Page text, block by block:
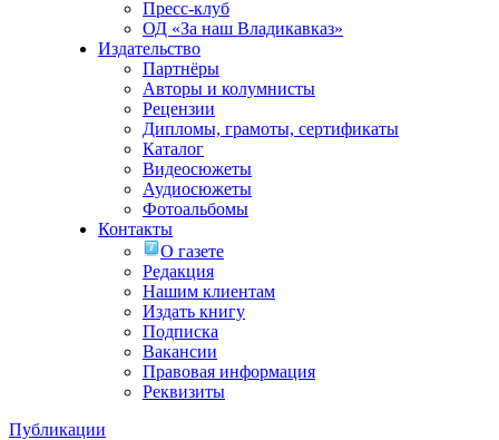
Пресс-клуб
ОД «За наш Владикавказ»
Издательство
Партнёры
Авторы и колумнисты
Рецензии
Дипломы, грамоты, сертификаты
Каталог
Видеосюжеты
Аудиосюжеты
Фотоальбомы
Контакты
О газете
Редакция
Нашим клиентам
Издать книгу
Подписка
Вакансии
Правовая информация
Реквизиты
Публикации